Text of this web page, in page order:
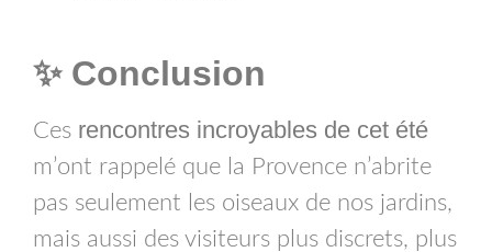
✨ Conclusion
Ces rencontres incroyables de cet été
m’ont rappelé que la Provence n’abrite
pas seulement les oiseaux de nos jardins,
mais aussi des visiteurs plus discrets, plus